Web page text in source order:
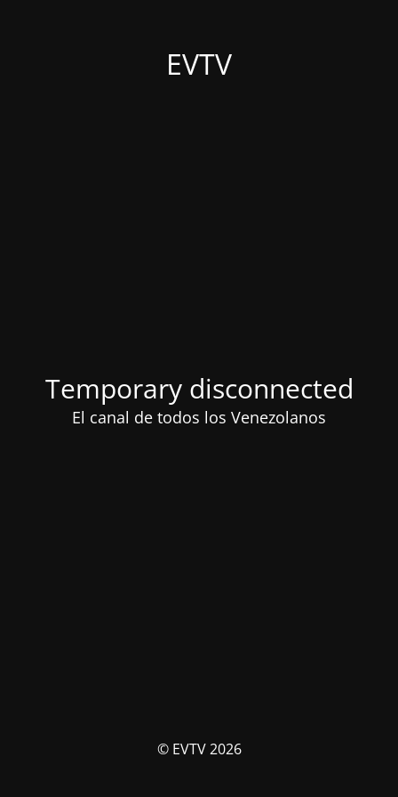
EVTV
Temporary disconnected
El canal de todos los Venezolanos
© EVTV 2026